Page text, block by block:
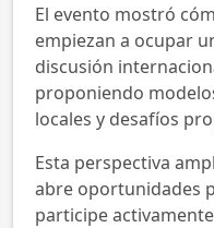
El evento mostró
empiezan a ocupar
discusión
proponiendo
locales y desafíos
Esta perspectiva
abre oportunidades
participe